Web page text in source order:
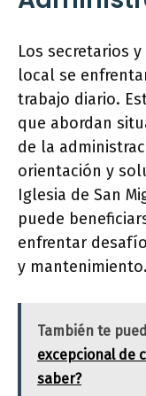
Los secretarios
local se
trabajo diario.
que abordan
de la
orientación y
Iglesia de San
puede
enfrentar
y mantenimiento.
También te
excepcional de
saber?